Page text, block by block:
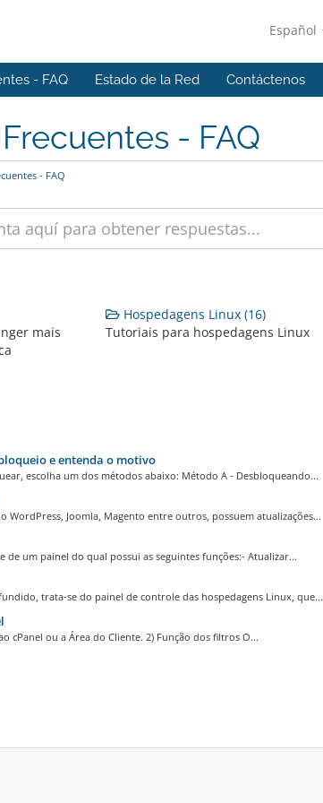
Español
- FAQ Estado de la Red Contáctenos
- FAQ
- FAQ
mais
Hospedagens Linux (16)
Tutoriais para hospedagens Linux
e entenda o motivo
escolha um dos métodos abaixo: Método A - Desbloqueando...
WordPress, Joomla, Magento entre outros, possuem atualizações...
de um painel do qual possui as seguintes funções:- Atualizar...
trata-se do painel de controle das hospedagens Linux, que...
cPanel ou a Área do Cliente. 2) Função dos filtros O...